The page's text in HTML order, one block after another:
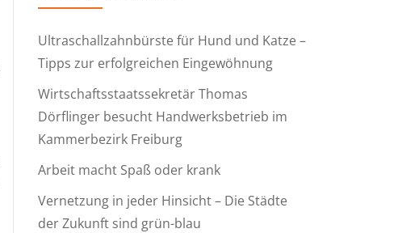
Ultraschallzahnbürste für Hund und Katze –
Tipps zur erfolgreichen Eingewöhnung
Wirtschaftsstaatssekretär Thomas
Dörflinger besucht Handwerksbetrieb im
Kammerbezirk Freiburg
Arbeit macht Spaß oder krank
Vernetzung in jeder Hinsicht – Die Städte
der Zukunft sind grün-blau